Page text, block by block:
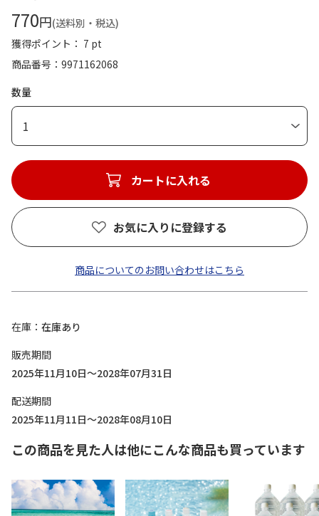
770円(送料別・税込)
獲得ポイント： 7 pt
商品番号
9971162068
数量
1
カートに入れる
お気に入りに登録する
商品についてのお問い合わせはこちら
在庫
在庫あり
販売期間
2025年11月10日～2028年07月31日
配送期間
2025年11月11日～2028年08月10日
この商品を見た人は他にこんな商品も買っています